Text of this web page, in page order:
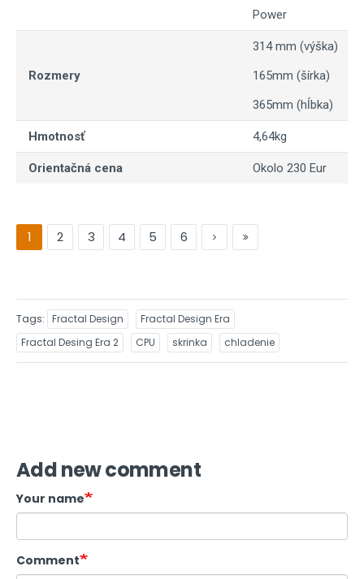
Power
Rozmery
314 mm (výška)
165mm (šírka)
365mm (hĺbka)
Hmotnosť 4,64kg
Orientačná cena Okolo 230 Eur
1 2 3 4 5 6
Tags Fractal Design
Fractal Design Era
Fractal Desing Era 2
CPU skrinka chladenie
Add new comment
Your name
Comment